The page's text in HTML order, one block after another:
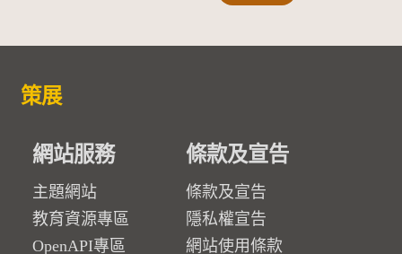
策展
網站服務
主題網站
教育資源專區
OpenAPI專區
條款及宣告
條款及宣告
隱私權宣告
網站使用條款